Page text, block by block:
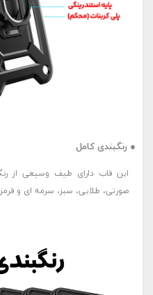
● رنگبندی کامل
این قاب دارای طیف وسیعی از
صورتی، طلایی، سبز، سرمه ای و